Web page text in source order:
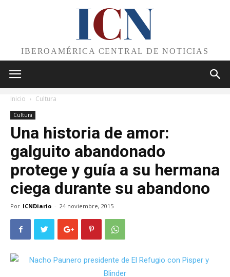
ICN
IBEROAMÉRICA CENTRAL DE NOTICIAS
Inicio Cultura
Cultura
Una historia de amor:
galguito abandonado
protege y guía a su hermana
ciega durante su abandono
Por ICNDiario - 24 noviembre, 2015